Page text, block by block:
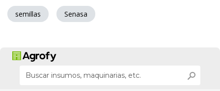
semillas Senasa